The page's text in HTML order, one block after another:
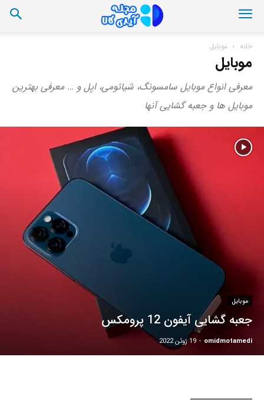
خانه موبایل
موبایل
معرفی انواع موبایل سامسونگ، شیائومی، اپل و … معرفی بهترین
موبایل ها و جعبه گشایی آنها
موبایل
جعبه گشایی آیفون 12 پرومکس
omidmotamedi
- 19 ژوئن 2022